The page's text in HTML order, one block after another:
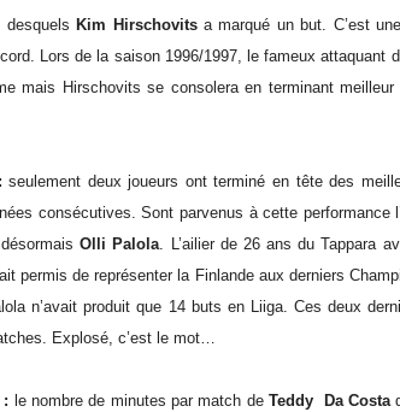
Kim Hirschovitsa marqué un but. C’est
Lors de la saison 1996/1997, le fameux attaquant
mais Hirschovits se consolera en terminant
seulement deux joueurs ont terminé en tête des
consécutives. Sont parvenus à cette performance
Olli Palola. L’ailier de 26 ans du Tappara
permis de représenter la Finlande aux derniers
n’avait produit que 14 buts en Liiga. Ces deux
Explosé, c’est le mot…
: le nombre de minutes par match deTeddy Da Costa